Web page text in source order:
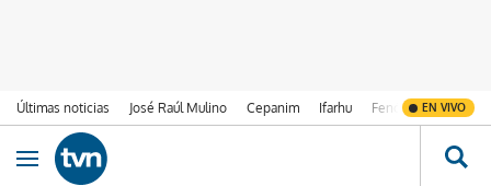
Últimas noticias José Raúl Mulino Cepanim Ifarhu Fenómeno de El
EN VIVO
Ir al contenido
Obrir navegació